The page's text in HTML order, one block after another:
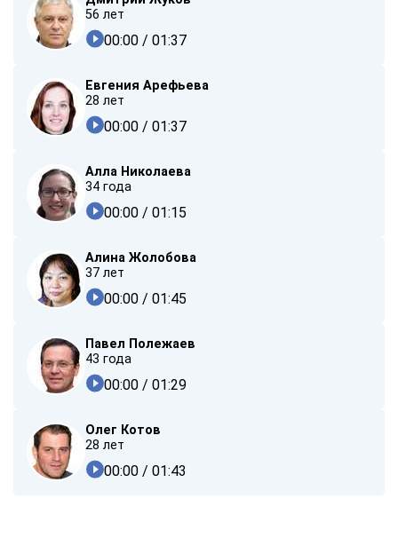
56 лет
00:00 / 01:37
Евгения Арефьева
28 лет
00:00 / 01:37
Алла Николаева
34 года
00:00 / 01:15
Алина Жолобова
37 лет
00:00 / 01:45
Павел Полежаев
43 года
00:00 / 01:29
Олег Котов
28 лет
00:00 / 01:43